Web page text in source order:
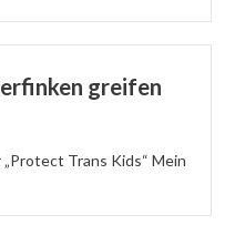
greifen
Trans Kids“ Mein